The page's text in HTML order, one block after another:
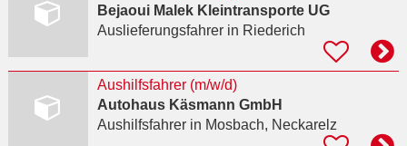
Bejaoui Malek Kleintransporte UG
Auslieferungsfahrerin Riederich
Aushilfsfahrer (m/w/d)
Autohaus Käsmann GmbH
Aushilfsfahrerin Mosbach, Neckarelz